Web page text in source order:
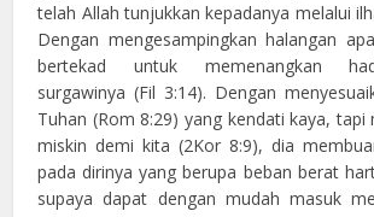
telah Allah tunjukkan kepadanya melalui
Dengan mengesampingkan halangan
bertekad untuk memenangkan
surgawinya (Fil 3:14). Dengan
Tuhan (Rom 8:29) yang kendati kaya, tapi
miskin demi kita (2Kor 8:9), dia
pada dirinya yang berupa beban berat
supaya dapat dengan mudah masuk